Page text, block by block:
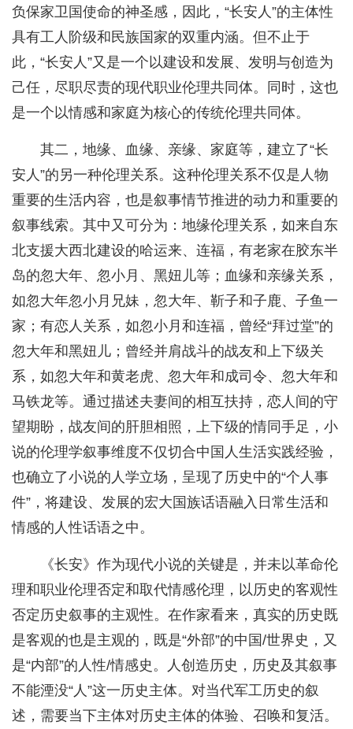
负保家卫国使命的神圣感，因此，“长安人”的主体性
具有工人阶级和民族国家的双重内涵。但不止于
此，“长安人”又是一个以建设和发展、发明与创造为
己任，尽职尽责的现代职业伦理共同体。同时，这也
是一个以情感和家庭为核心的传统伦理共同体。
其二，地缘、血缘、亲缘、家庭等，建立了“长
安人”的另一种伦理关系。这种伦理关系不仅是人物
重要的生活内容，也是叙事情节推进的动力和重要的
叙事线索。其中又可分为：地缘伦理关系，如来自东
北支援大西北建设的哈运来、连福，有老家在胶东半
岛的忽大年、忽小月、黑妞儿等；血缘和亲缘关系，
如忽大年忽小月兄妹，忽大年、靳子和子鹿、子鱼一
家；有恋人关系，如忽小月和连福，曾经“拜过堂”的
忽大年和黑妞儿；曾经并肩战斗的战友和上下级关
系，如忽大年和黄老虎、忽大年和成司令、忽大年和
马铁龙等。通过描述夫妻间的相互扶持，恋人间的守
望期盼，战友间的肝胆相照，上下级的情同手足，小
说的伦理学叙事维度不仅切合中国人生活实践经验，
也确立了小说的人学立场，呈现了历史中的“个人事
件”，将建设、发展的宏大国族话语融入日常生活和
情感的人性话语之中。
《长安》作为现代小说的关键是，并未以革命伦
理和职业伦理否定和取代情感伦理，以历史的客观性
否定历史叙事的主观性。在作家看来，真实的历史既
是客观的也是主观的，既是“外部”的中国/世界史，又
是“内部”的人性/情感史。人创造历史，历史及其叙事
不能湮没“人”这一历史主体。对当代军工历史的叙
述，需要当下主体对历史主体的体验、召唤和复活。